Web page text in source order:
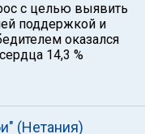
с целью выявить
поддержкой и
оказался
14,3 %
(Нетания)